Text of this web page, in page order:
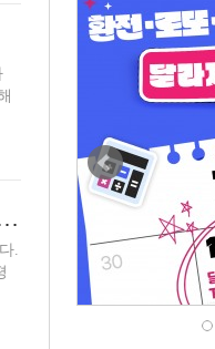
경선 앞두고 후원금 ‘조기 완판’ [6·3 지방선거]
.